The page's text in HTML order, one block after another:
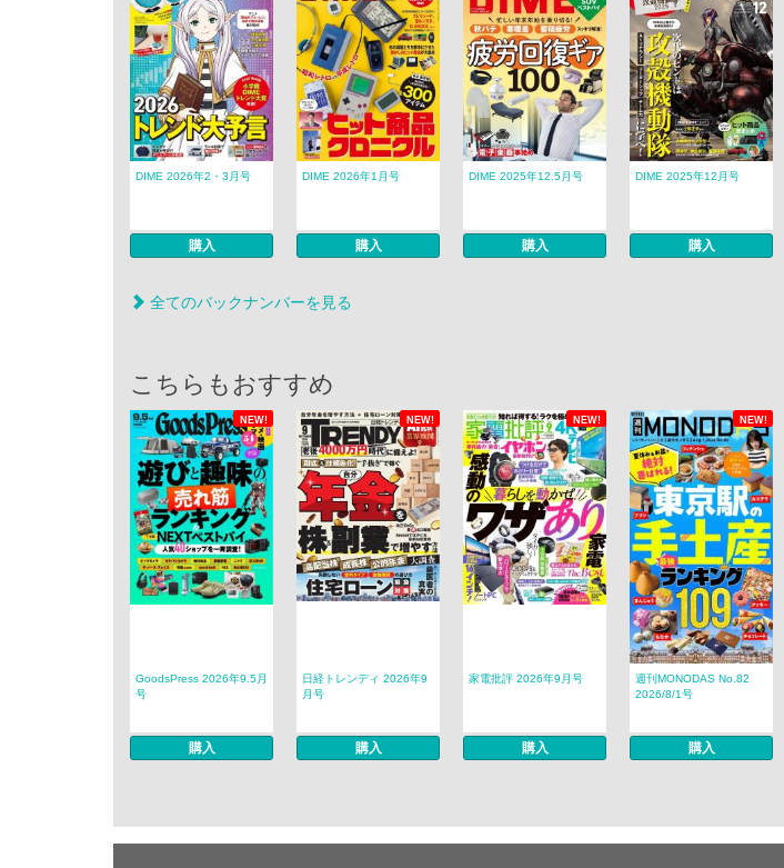
DIME 2026年2・3月号
購入
DIME 2026年1月号
購入
DIME 2025年12.5月号
購入
DIME 2025年12月号
購入
全てのバックナンバーを見る
こちらもおすすめ
NEW! NEW! NEW! NEW!
GoodsPress 2026年9.5月
号
購入
日経トレンディ 2026年9
月号
購入
家電批評 2026年9月号
購入
週刊MONODAS No.82
2026/8/1号
購入